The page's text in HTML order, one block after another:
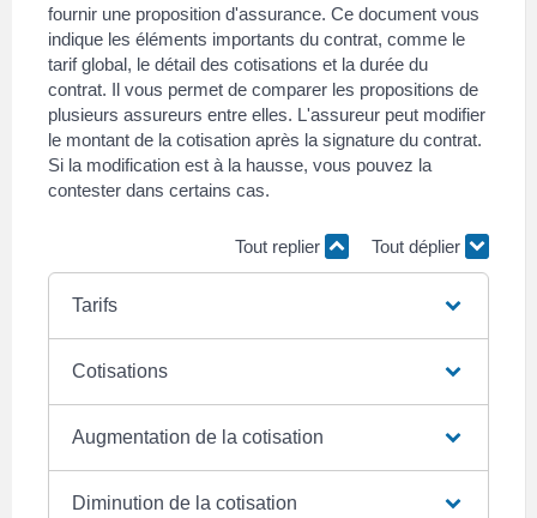
fournir une proposition d'assurance. Ce document vous
indique les éléments importants du contrat, comme le
tarif global, le détail des cotisations et la durée du
contrat. Il vous permet de comparer les propositions de
plusieurs assureurs entre elles. L'assureur peut modifier
le montant de la cotisation après la signature du contrat.
Si la modification est à la hausse, vous pouvez la
contester dans certains cas.
Tout replier Tout déplier
Tarifs
Cotisations
Augmentation de la cotisation
Diminution de la cotisation